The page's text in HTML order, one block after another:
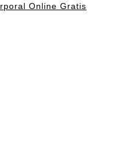
Online Gratis